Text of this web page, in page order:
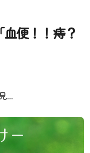
便！！痔？
...